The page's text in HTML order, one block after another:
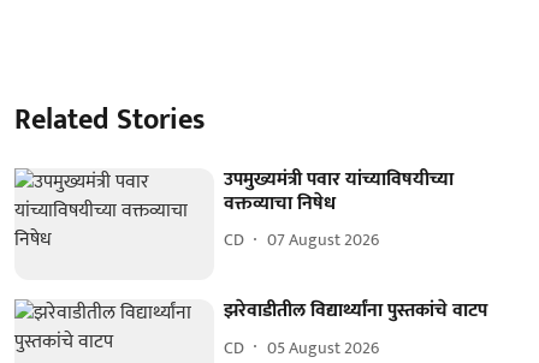
Related Stories
उपमुख्यमंत्री पवार यांच्याविषयीच्या
वक्तव्याचा निषेध
CD 07 August 2026
झरेवाडीतील विद्यार्थ्यांना पुस्तकांचे वाटप
CD 05 August 2026